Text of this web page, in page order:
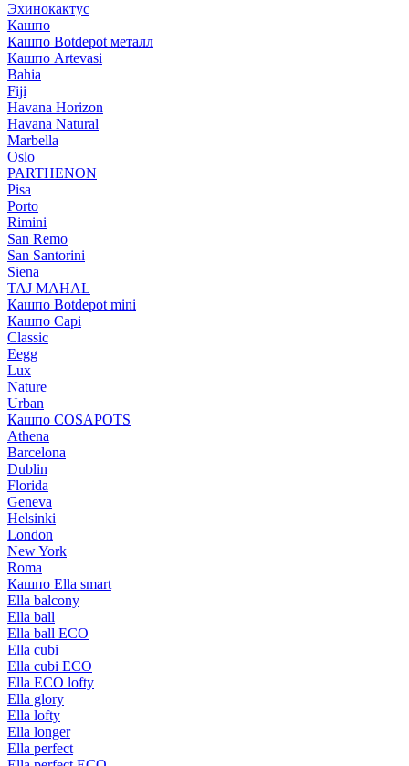
Эхинокактус
Кашпо
Кашпо Botdepot металл
Кашпо Artevasi
Bahia
Fiji
Havana Horizon
Havana Natural
Marbella
Oslo
PARTHENON
Pisa
Porto
Rimini
San Remo
San Santorini
Siena
TAJ MAHAL
Кашпо Botdepot mini
Кашпо Capi
Classic
Eegg
Lux
Nature
Urban
Кашпо COSAPOTS
Athena
Barcelona
Dublin
Florida
Geneva
Helsinki
London
New York
Roma
Кашпо Ella smart
Ella balcony
Ella ball
Ella ball ECO
Ella cubi
Ella cubi ECO
Ella ECO lofty
Ella glory
Ella lofty
Ella longer
Ella perfect